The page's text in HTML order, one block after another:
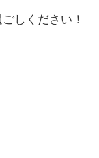
しください！